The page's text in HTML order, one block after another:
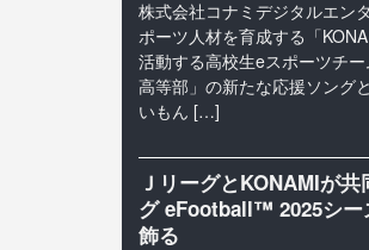
株式会社コナミデジタルエン
ポーツ人材を育成する「
活動する高校生eスポーツチ
高等部」の新たな応援ソング
いもん […]
ＪリーグとKONAMIが
グ eFootball™ 2025シー
飾る